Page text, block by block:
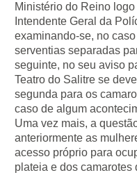
Ministério do Reino
Intendente Geral da
examinando-se, no
serventias separadas
seguinte, no seu aviso
Teatro do Salitre se
segunda para os
caso de algum
Uma vez mais, a
anteriormente as
acesso próprio para
plateia e dos camarotes